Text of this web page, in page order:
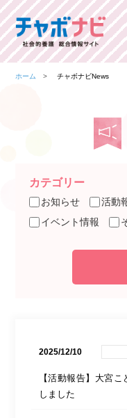
ホーム チャボナビNews
カテゴリー
お知らせ 活動
イベント情報
2025/12/10
【活動報告】大宮
しました